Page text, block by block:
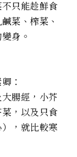
只能趁鮮食
菜、榨菜、
身。
：
腸經，小芥
，以及只食
，就比較寒